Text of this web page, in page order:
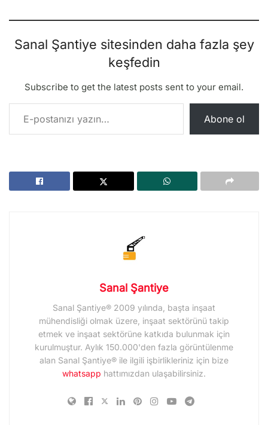
Sanal Şantiye sitesinden daha fazla şey
keşfedin
Subscribe to get the latest posts sent to your email.
E-postanızı yazın…
Abone ol
Sanal Şantiye
Sanal Şantiye® 2009 yılında, başta inşaat
mühendisliği olmak üzere, inşaat sektörünü takip
etmek ve inşaat sektörüne katkıda bulunmak için
kurulmuştur. Aylık 150.000'den fazla görüntülenme
alan Sanal Şantiye® ile ilgili işbirlikleriniz için bize
whatsapp hattımızdan ulaşabilirsiniz.